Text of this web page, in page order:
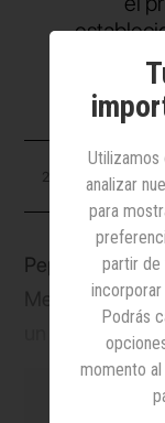
23 mayo 2025
Pepa Rojo,
Meta,
un tiempo
profesional,
nueva
analizar
para
partir de
incorporar
Podrás
momento